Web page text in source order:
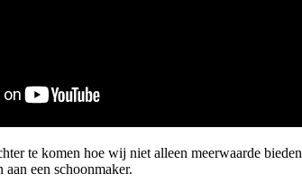
te komen hoe wij niet alleen meerwaarde
een schoonmaker.